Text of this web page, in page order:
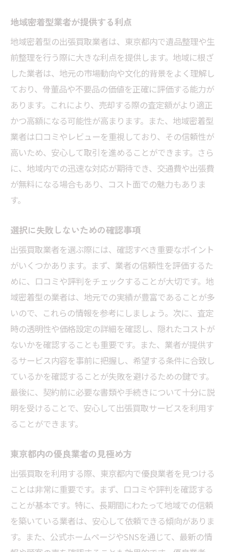
地域密着型業者が提供する利点
地域密着型の出張買取業者は、東京都内で遺品整理や生
前整理を行う際に大きな利点を提供します。地域に根ざ
した業者は、地元の市場動向や文化的背景をよく理解し
ており、骨董品や不要品の価値を正確に評価する能力が
あります。これにより、売却する際の査定額がより適正
かつ高額になる可能性が高まります。また、地域密着型
業者は口コミやレビューを重視しており、その信頼性が
高いため、安心して取引を進めることができます。さら
に、地域内での迅速な対応が期待でき、交通費や出張費
が無料になる場合もあり、コスト面での魅力もありま
す。
選択に失敗しないための確認事項
出張買取業者を選ぶ際には、確認すべき重要なポイント
がいくつかあります。まず、業者の信頼性を評価するた
めに、口コミや評判をチェックすることが大切です。地
域密着型の業者は、地元での実績が豊富であることが多
いので、これらの情報を参考にしましょう。次に、査定
時の透明性や価格設定の詳細を確認し、隠れたコストが
ないかを確認することも重要です。また、業者が提供す
るサービス内容を事前に把握し、希望する条件に合致し
ているかを確認することが失敗を避けるための鍵です。
最後に、契約前に必要な書類や手続きについて十分に説
明を受けることで、安心して出張買取サービスを利用す
ることができます。
東京都内の優良業者の見極め方
出張買取を利用する際、東京都内で優良業者を見つける
ことは非常に重要です。まず、口コミや評判を確認する
ことが基本です。特に、長期間にわたって地域での信頼
を築いている業者は、安心して依頼できる傾向がありま
す。また、公式ホームページやSNSを通じて、最新の情